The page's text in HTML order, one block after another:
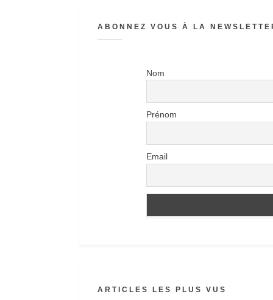
ABONNEZ VOUS À LA
Nom
Prénom
Email
ARTICLES LES PLUS VUS